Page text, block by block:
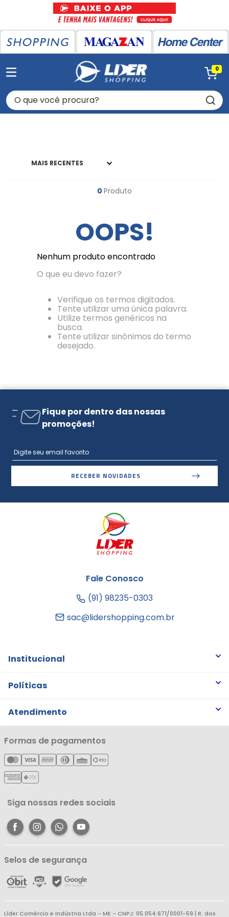
0
O que você procura?
MAIS RECENTES
0 Produto
OOPS!
Nenhum produto encontrado
O que eu devo fazer?
Verifique os termos digitados.
Tente utilizar uma única palavra.
Utilize termos genéricos na
busca.
Tente utilizar sinônimos do termo
desejado.
Fique por dentro das nossas
promoções!
RECEBER NOVIDADES
Fale Conosco
(91) 98235-0303
sac@lidershopping.com.br
Institucional
Quem somos
Notícias
Cartão Líderzan
Políticas
Trocas e Devoluções
Política de Privacidade
Política de Entrega
Política de Reembolso
Atendimento
Minha Conta
Meus Pedidos
Meus Favoritos
Central de Atendimento
Formas de pagamentos
Siga nossas redes sociais
Selos de segurança
Líder Comércio e Indústria Ltda - ME - CNPJ: 05.054.671/0001-59 | R. dos